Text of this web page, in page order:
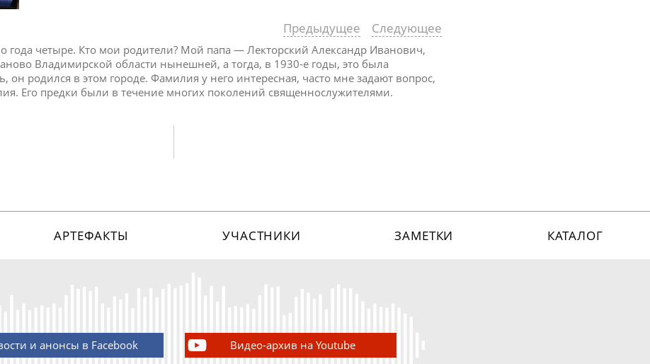
Предыдущее Следующее
года четыре. Кто мои родители? Мой папа — Лекторский Александр Иванович,
Владимирской области нынешней, а тогда, в 1930-е годы, это была
он родился в этом городе. Фамилия у него интересная, часто мне задают вопрос,
Его предки были в течение многих поколений священнослужителями.
АРТЕФАКТЫ УЧАСТНИКИ ЗАМЕТКИ КАТАЛОГ
и анонсы в Facebook Видео-архив на Youtube